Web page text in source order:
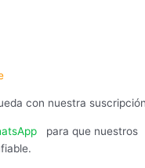
con nuestra
para que nuestros